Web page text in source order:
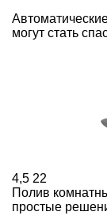
могут стать
4,5 22
Полив
простые